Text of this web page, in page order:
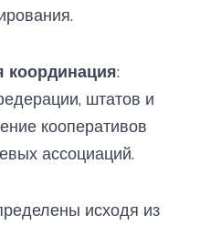
:
штатов и
кооперативов
ассоциаций.
исходя из